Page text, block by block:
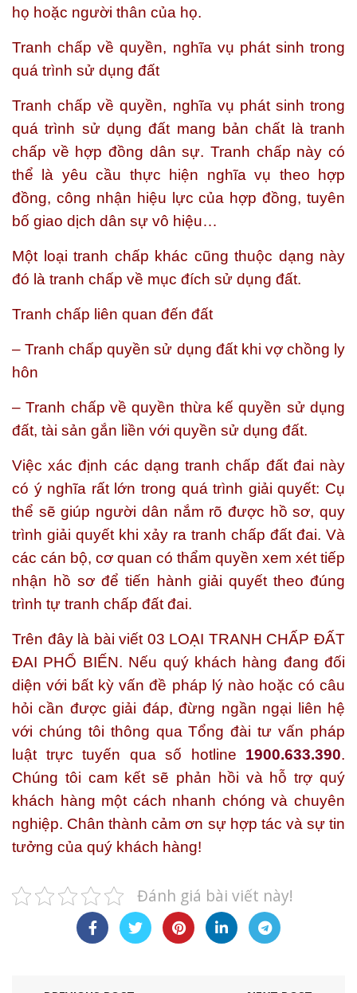
họ hoặc người thân của họ.
Tranh chấp về quyền, nghĩa vụ phát sinh trong
quá trình sử dụng đất
Tranh chấp về quyền, nghĩa vụ phát sinh trong
quá trình sử dụng đất mang bản chất là tranh
chấp về hợp đồng dân sự. Tranh chấp này có
thể là yêu cầu thực hiện nghĩa vụ theo hợp
đồng, công nhận hiệu lực của hợp đồng, tuyên
bố giao dịch dân sự vô hiệu…
Một loại tranh chấp khác cũng thuộc dạng này
đó là tranh chấp về mục đích sử dụng đất.
Tranh chấp liên quan đến đất
– Tranh chấp quyền sử dụng đất khi vợ chồng ly
hôn
– Tranh chấp về quyền thừa kế quyền sử dụng
đất, tài sản gắn liền với quyền sử dụng đất.
Việc xác định các dạng tranh chấp đất đai này
có ý nghĩa rất lớn trong quá trình giải quyết: Cụ
thể sẽ giúp người dân nắm rõ được hồ sơ, quy
trình giải quyết khi xảy ra tranh chấp đất đai. Và
các cán bộ, cơ quan có thẩm quyền xem xét tiếp
nhận hồ sơ để tiến hành giải quyết theo đúng
trình tự tranh chấp đất đai.
Trên đây là bài viết 03 LOẠI TRANH CHẤP ĐẤT
ĐAI PHỔ BIẾN. Nếu quý khách hàng đang đối
diện với bất kỳ vấn đề pháp lý nào hoặc có câu
hỏi cần được giải đáp, đừng ngần ngại liên hệ
với chúng tôi thông qua Tổng đài tư vấn pháp
luật trực tuyến qua số hotline 1900.633.390.
Chúng tôi cam kết sẽ phản hồi và hỗ trợ quý
khách hàng một cách nhanh chóng và chuyên
nghiệp. Chân thành cảm ơn sự hợp tác và sự tin
tưởng của quý khách hàng!
Đánh giá bài viết này!